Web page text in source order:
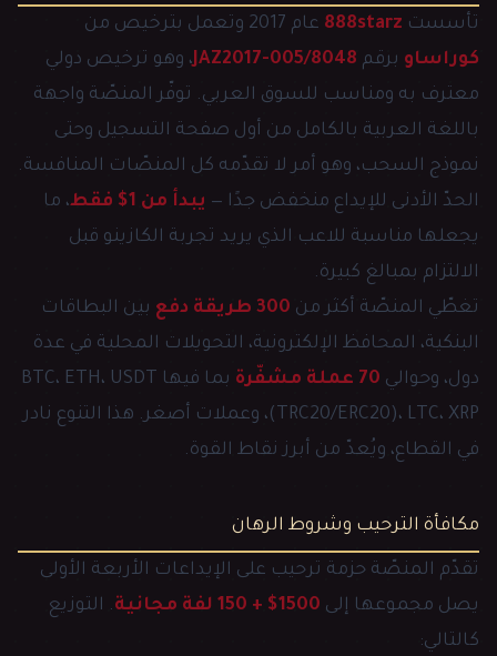
تأسست 888starz عام 2017 وتعمل بترخيص من
كوراساو برقم 8048/JAZ2017-005
، وهو ترخيص دولي
معترف به ومناسب للسوق العربي. توفّر المنصّة واجهة
باللغة العربية بالكامل من أول صفحة التسجيل وحتى
نموذج السحب، وهو أمر لا تقدّمه كل المنصّات المنافسة.
الحدّ الأدنى للإيداع منخفض جدًا — يبدأ من 1$ فقط
، ما
يجعلها مناسبة للاعب الذي يريد تجربة الكازينو قبل
الالتزام بمبالغ كبيرة.
تغطّي المنصّة أكثر من 300 طريقة دفع
بين البطاقات
البنكية، المحافظ الإلكترونية، التحويلات المحلية في عدة
دول، وحوالي 70 عملة مشفّرة
بما فيها BTC، ETH، USDT
(TRC20/ERC20)، LTC، XRP، وعملات أصغر. هذا التنوع نادر
في القطاع، ويُعدّ من أبرز نقاط القوة.
مكافأة الترحيب وشروط الرهان
تقدّم المنصّة حزمة ترحيب على الإيداعات الأربعة الأولى
يصل مجموعها إلى 1500$ + 150 لفة مجانية
. التوزيع
كالتالي: